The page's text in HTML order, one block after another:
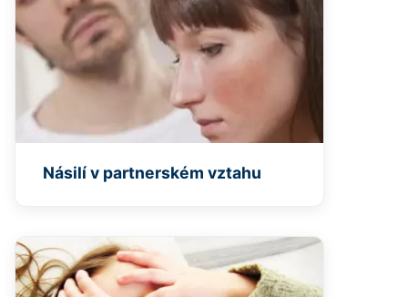
Násilí v partnerském vztahu